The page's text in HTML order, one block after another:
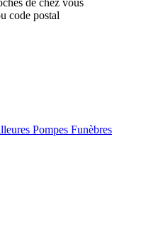
code postal
Pompes Funèbres